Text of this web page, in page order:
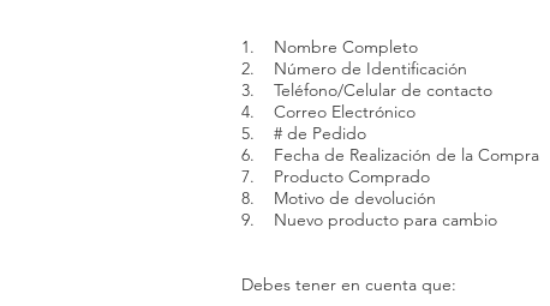
1. Nombre Completo
2. Número de Identificación
3. Teléfono/Celular de contacto
4. Correo Electrónico
5. # de Pedido
6. Fecha de Realización de la Compra
7. Producto Comprado
8. Motivo de devolución
9. Nuevo producto para cambio
Debes tener en cuenta que: